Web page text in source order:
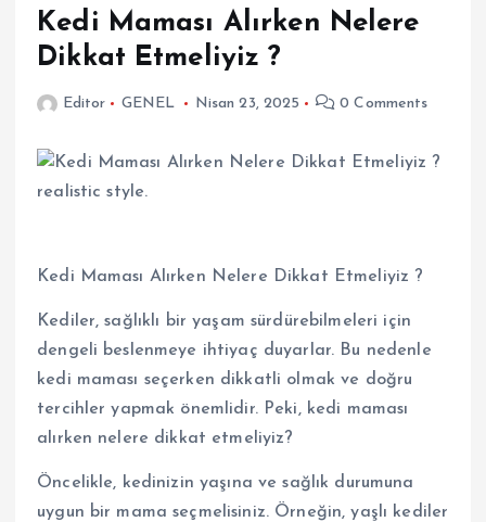
Kedi Maması Alırken Nelere
Dikkat Etmeliyiz ?
Editor GENEL Nisan 23, 2025 0 Comments
Kedi Maması Alırken Nelere Dikkat Etmeliyiz ?
Kediler, sağlıklı bir yaşam sürdürebilmeleri için
dengeli beslenmeye ihtiyaç duyarlar. Bu nedenle
kedi maması seçerken dikkatli olmak ve doğru
tercihler yapmak önemlidir. Peki, kedi maması
alırken nelere dikkat etmeliyiz?
Öncelikle, kedinizin yaşına ve sağlık durumuna
uygun bir mama seçmelisiniz. Örneğin, yaşlı kediler